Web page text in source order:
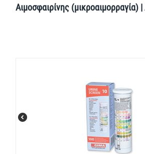
Αιμοσφαιρίνης (μικροαιμορραγία)